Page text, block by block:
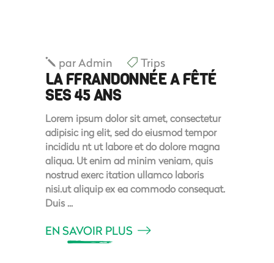
parAdmin Trips
LA FFRANDONNÉE A FÊTÉ
SES 45 ANS
Lorem ipsum dolor sit amet, consectetur
adipisic ing elit, sed do eiusmod tempor
incididu nt ut labore et do dolore magna
aliqua. Ut enim ad minim veniam, quis
nostrud exerc itation ullamco laboris
nisi.ut aliquip ex ea commodo consequat.
Duis
EN SAVOIR PLUS